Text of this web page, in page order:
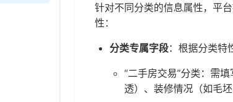
针对不同分类的信息属性，平
性：
分类专属字段：根据分类特
“二手房交易”分类：需
透）、装修情况（如毛